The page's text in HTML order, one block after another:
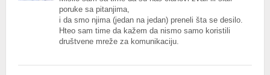
poruke sa pitanjima,
i da smo njima (jedan na jedan) preneli šta se desilo.
Hteo sam time da kažem da nismo samo koristili
društvene mreže za komunikaciju.